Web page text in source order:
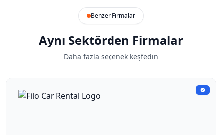
Benzer Firmalar
Aynı Sektörden Firmalar
Daha fazla seçenek keşfedin